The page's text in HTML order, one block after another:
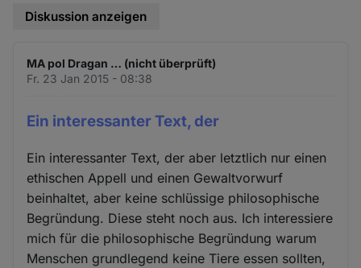
Diskussion anzeigen
MA pol Dragan … (nicht überprüft)
Fr. 23 Jan 2015 - 08:38
Ein interessanter Text, der
Ein interessanter Text, der aber letztlich nur einen
ethischen Appell und einen Gewaltvorwurf
beinhaltet, aber keine schlüssige philosophische
Begründung. Diese steht noch aus. Ich interessiere
mich für die philosophische Begründung warum
Menschen grundlegend keine Tiere essen sollten,